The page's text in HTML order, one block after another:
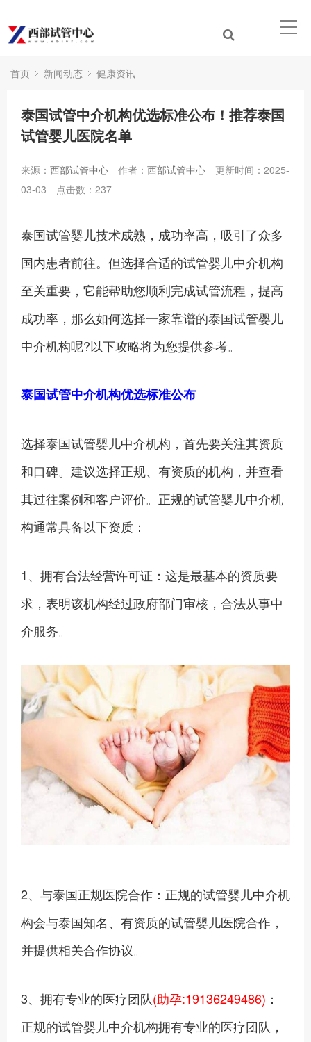
首页 新闻动态 健康资讯
泰国试管中介机构优选标准公布！推荐泰国
试管婴儿医院名单
来源： 西部试管中心 作者： 西部试管中心
更新时间：2025-
03-03
点击数： 237
泰国试管婴儿技术成熟，成功率高，吸引了众多
国内患者前往。但选择合适的试管婴儿中介机构
至关重要，它能帮助您顺利完成试管流程，提高
成功率，那么如何选择一家靠谱的泰国试管婴儿
中介机构呢?以下攻略将为您提供参考。
泰国试管中介机构优选标准公布
选择泰国试管婴儿中介机构，首先要关注其资质
和口碑。建议选择正规、有资质的机构，并查看
其过往案例和客户评价。正规的试管婴儿中介机
构通常具备以下资质：
1、‍拥有合法经营许可证：这是最基本的资质要
求，表明该机构经过政府部门审核，合法从事中
介服务。
2、与泰国正规医院合作：正规的试管婴儿中介机
构会与泰国知名、有资质的试管婴儿医院合作，
并提供相关合作协议。
3、拥有专业的医疗团队(助孕:19136249486) ：
正规的试管婴儿中介机构拥有专业的医疗团队，